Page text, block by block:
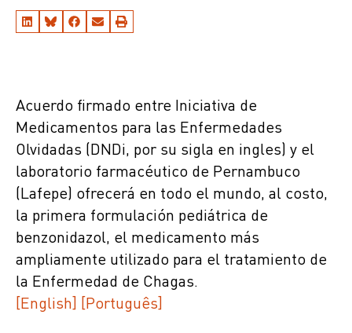
Acuerdo firmado entre Iniciativa de
Medicamentos para las Enfermedades
Olvidadas (DNDi, por su sigla en ingles) y el
laboratorio farmacéutico de Pernambuco
(Lafepe) ofrecerá en todo el mundo, al costo,
la primera formulación pediátrica de
benzonidazol, el medicamento más
ampliamente utilizado para el tratamiento de
la Enfermedad de Chagas.
[English] [Português]